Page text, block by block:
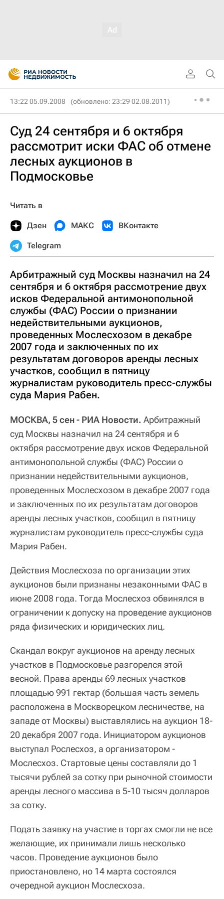
13:22 05.09.2008 (обновлено: 23:29 02.08.2011)
Суд 24 сентября и 6 октября
рассмотрит иски ФАС об отмене
лесных аукционов в
Подмосковье
Читать в
Дзен МАКС ВКонтакте
Telegram
Арбитражный суд Москвы назначил на 24
сентября и 6 октября рассмотрение двух
исков Федеральной антимонопольной
службы (ФАС) России о признании
недействительными аукционов,
проведенных Мослесхозом в декабре
2007 года и заключенных по их
результатам договоров аренды лесных
участков, сообщил в пятницу
журналистам руководитель пресс-службы
суда Мария Рабен.
МОСКВА, 5 сен - РИА Новости. Арбитражный
суд Москвы назначил на 24 сентября и 6
октября рассмотрение двух исков Федеральной
антимонопольной службы (ФАС) России о
признании недействительными аукционов,
проведенных Мослесхозом в декабре 2007 года
и заключенных по их результатам договоров
аренды лесных участков, сообщил в пятницу
журналистам руководитель пресс-службы суда
Мария Рабен.
Действия Мослесхоза по организации этих
аукционов были признаны незаконными ФАС в
июне 2008 года. Тогда Мослесхоз обвинялся в
ограничении к допуску на проведение аукционов
ряда физических и юридических лиц.
Скандал вокруг аукционов на аренду лесных
участков в Подмосковье разгорелся этой
весной. Права аренды 69 лесных участков
площадью 991 гектар (большая часть земель
расположена в Москворецком лесничестве, на
западе от Москвы) выставлялись на аукцион 18-
20 декабря 2007 года. Инициатором аукционов
выступал Рослесхоз, а организатором -
Мослесхоз. Стартовые цены составляли до 1
тысячи рублей за сотку при рыночной стоимости
аренды лесного массива в 5-10 тысяч долларов
за сотку.
Подать заявку на участие в торгах смогли не все
желающие, их принимали лишь несколько
часов. Проведение аукционов было
приостановлено, но 14 марта состоялся
очередной аукцион Мослесхоза.